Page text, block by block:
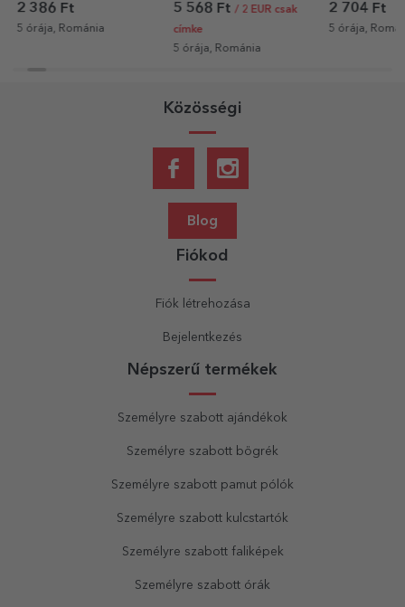
cm
2 386 Ft
5 órája, Románia
5 568 Ft/ 2 EUR csak
címke
5 órája, Románia
fotóval és
2 704 Ft
5 órája,
Közösségi
Blog
Fiókod
Fiók létrehozása
Bejelentkezés
Népszerű termékek
Személyre szabott ajándékok
Személyre szabott bögrék
Személyre szabott pamut pólók
Személyre szabott kulcstartók
Személyre szabott faliképek
Személyre szabott órák